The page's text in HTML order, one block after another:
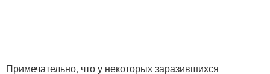
Примечательно, что у некоторых заразившихся